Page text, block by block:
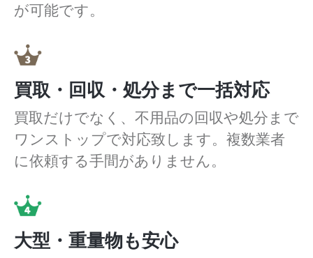
が可能です。
買取・回収・処分まで一括対応
買取だけでなく、不用品の回収や処分まで
ワンストップで対応致します。複数業者
に依頼する手間がありません。
大型・重量物も安心